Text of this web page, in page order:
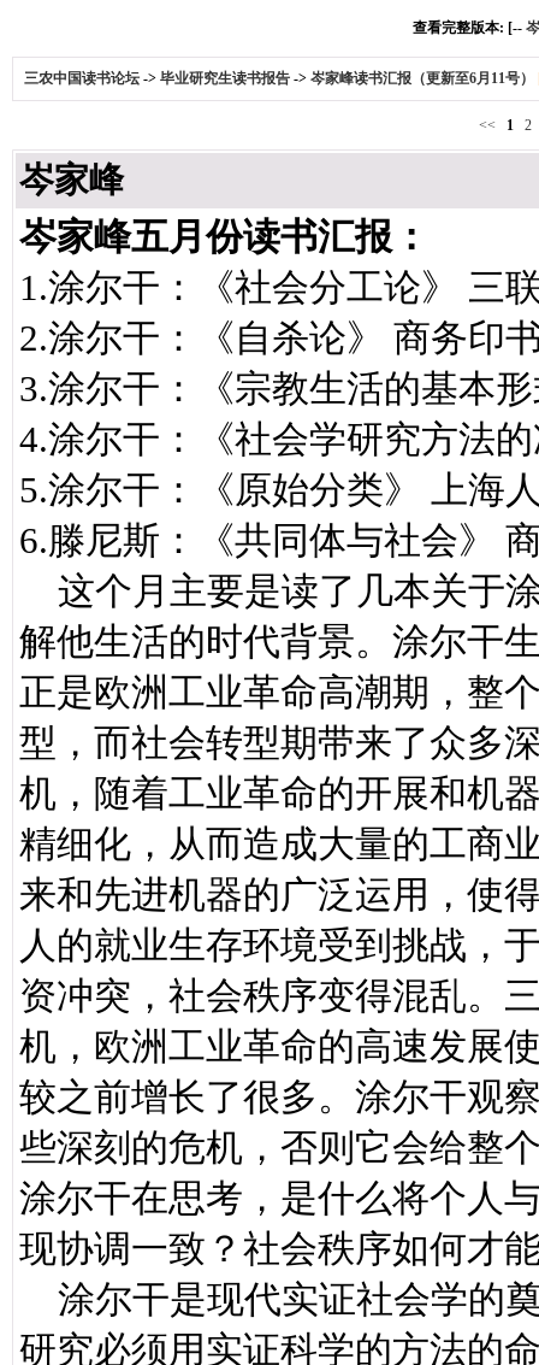
查看完整版本: [--
三农中国读书论坛 -> 毕业研究生读书报告 -> 岑家峰读书汇报（更新至6月11号）
<< 1 2
岑家峰
岑家峰五月份读书汇报：
1.涂尔干：《社会分工论》 三
2.涂尔干：《自杀论》 商务印
3.涂尔干：《宗教生活的基本
4.涂尔干：《社会学研究方法
5.涂尔干：《原始分类》 上海
6.滕尼斯：《共同体与社会》
这个月主要是读了几本关于
解他生活的时代背景。涂尔干
正是欧洲工业革命高潮期，整
型，而社会转型期带来了众多
机，随着工业革命的开展和机
精细化，从而造成大量的工商
来和先进机器的广泛运用，使
人的就业生存环境受到挑战，
资冲突，社会秩序变得混乱。
机，欧洲工业革命的高速发展
较之前增长了很多。涂尔干观
些深刻的危机，否则它会给整
涂尔干在思考，是什么将个人
现协调一致？社会秩序如何才
涂尔干是现代实证社会学的
研究必须用实证科学的方法的